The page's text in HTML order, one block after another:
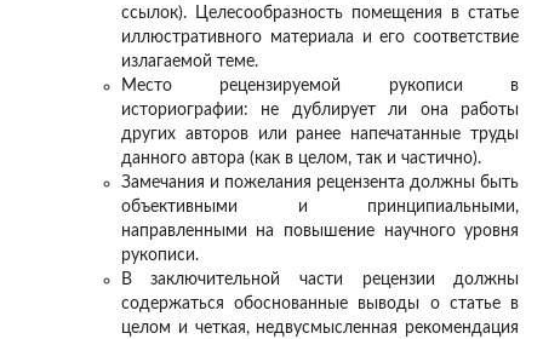
ссылок). Целесообразность помещения в статье
иллюстративного материала и его соответствие
излагаемой теме.
Место рецензируемой рукописи в
историографии: не дублирует ли она работы
других авторов или ранее напечатанные труды
данного автора (как в целом, так и частично).
Замечания и пожелания рецензента должны быть
объективными и принципиальными,
направленными на повышение научного уровня
рукописи.
В заключительной части рецензии должны
содержаться обоснованные выводы о статье в
целом и четкая, недвусмысленная рекомендация